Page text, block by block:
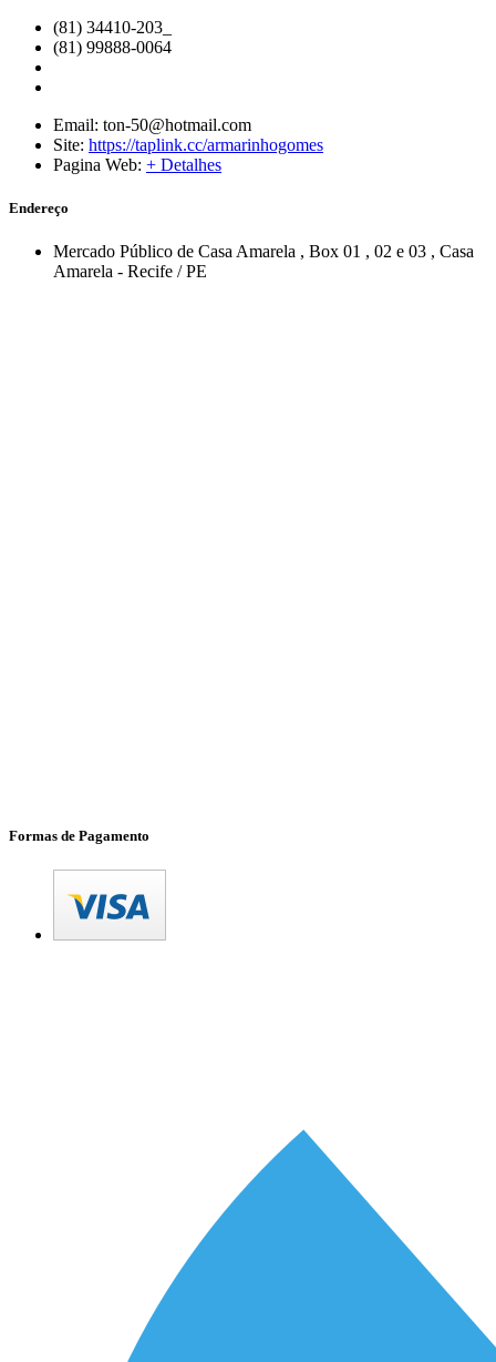
(81) 34410-203_
(81) 99888-0064
Email: ton-50@hotmail.com
Site: https://taplink.cc/armarinhogomes
Pagina Web: + Detalhes
Endereço
Mercado Público de Casa Amarela , Box 01 , 02 e 03 , Casa
Amarela - Recife /PE
Formas de Pagamento